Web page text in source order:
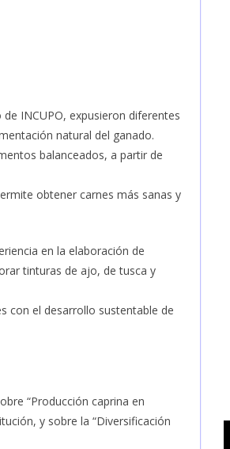
INCUPO, expusieron diferentes
natural del ganado.
balanceados, a partir de
obtener carnes más sanas y
en la elaboración de
tinturas de ajo, de tusca y
con el desarrollo sustentable de
“Producción caprina en
y sobre la “Diversificación